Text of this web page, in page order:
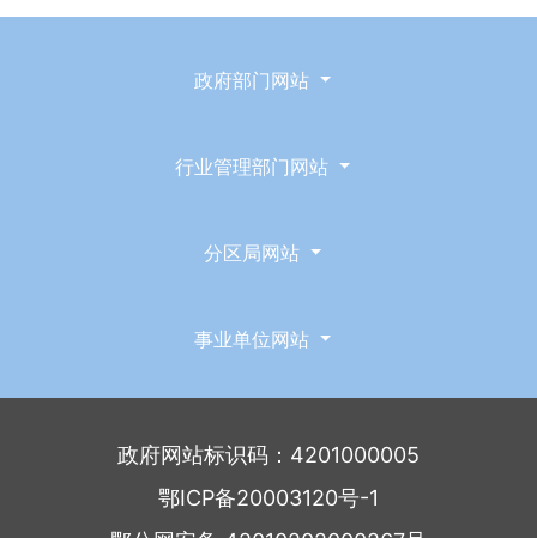
政府部门网站
行业管理部门网站
分区局网站
事业单位网站
政府网站标识码：4201000005
鄂ICP备20003120号-1